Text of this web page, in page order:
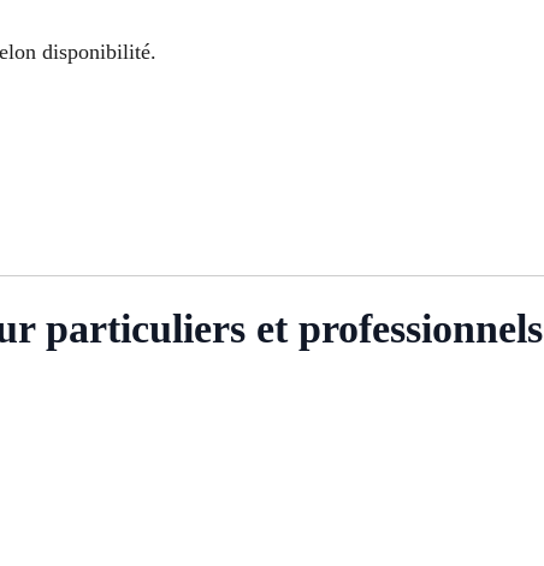
disponibilité.
particuliers et professionnels